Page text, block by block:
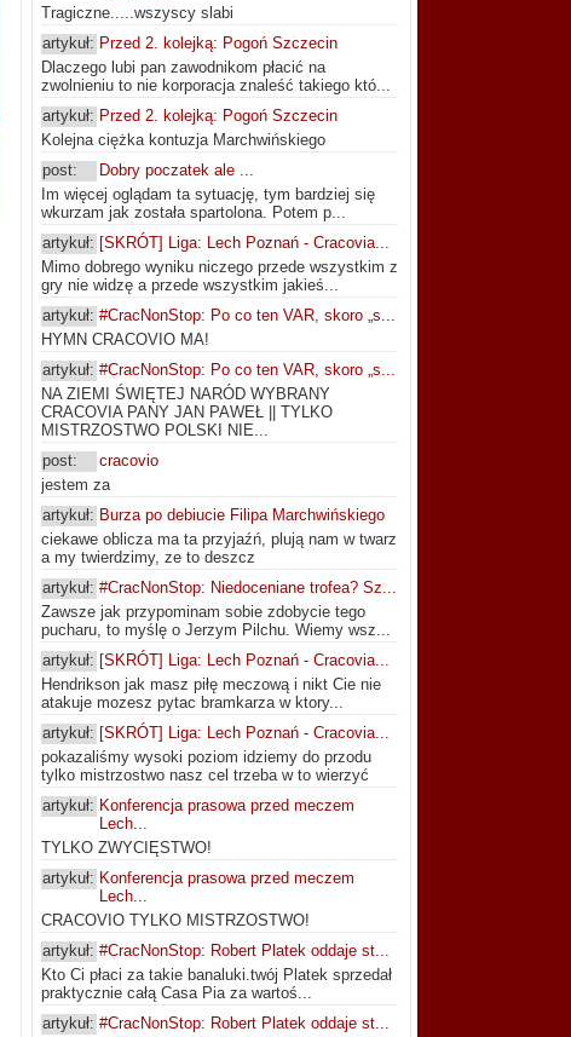
Tragiczne.....wszyscy slabi
artykuł: Przed 2. kolejką: Pogoń Szczecin
Dlaczego lubi pan zawodnikom płacić na
zwolnieniu to nie korporacja znaleść takiego któ...
artykuł: Przed 2. kolejką: Pogoń Szczecin
Kolejna ciężka kontuzja Marchwińskiego
post:
Dobry poczatek ale ...
Im więcej oglądam ta sytuację, tym bardziej się
wkurzam jak została spartolona. Potem p...
artykuł: [SKRÓT] Liga: Lech Poznań - Cracovia...
Mimo dobrego wyniku niczego przede wszystkim z
gry nie widzę a przede wszystkim jakieś...
artykuł: #CracNonStop: Po co ten VAR, skoro „s...
HYMN CRACOVIO MA!
artykuł: #CracNonStop: Po co ten VAR, skoro „s...
NA ZIEMI ŚWIĘTEJ NARÓD WYBRANY
CRACOVIA PANY JAN PAWEŁ || TYLKO
MISTRZOSTWO POLSKI NIE...
post:
cracovio
jestem za
artykuł: Burza po debiucie Filipa Marchwińskiego
ciekawe oblicza ma ta przyjaźń, plują nam w twarz
a my twierdzimy, ze to deszcz
artykuł: #CracNonStop: Niedoceniane trofea? Sz...
Zawsze jak przypominam sobie zdobycie tego
pucharu, to myślę o Jerzym Pilchu. Wiemy wsz...
artykuł: [SKRÓT] Liga: Lech Poznań - Cracovia...
Hendrikson jak masz piłę meczową i nikt Cie nie
atakuje mozesz pytac bramkarza w ktory...
artykuł: [SKRÓT] Liga: Lech Poznań - Cracovia...
pokazaliśmy wysoki poziom idziemy do przodu
tylko mistrzostwo nasz cel trzeba w to wierzyć
artykuł: Konferencja prasowa przed meczem
Lech...
TYLKO ZWYCIĘSTWO!
artykuł: Konferencja prasowa przed meczem
Lech...
CRACOVIO TYLKO MISTRZOSTWO!
artykuł: #CracNonStop: Robert Platek oddaje st...
Kto Ci płaci za takie banaluki.twój Platek sprzedał
praktycznie całą Casa Pia za wartoś...
artykuł: #CracNonStop: Robert Platek oddaje st...